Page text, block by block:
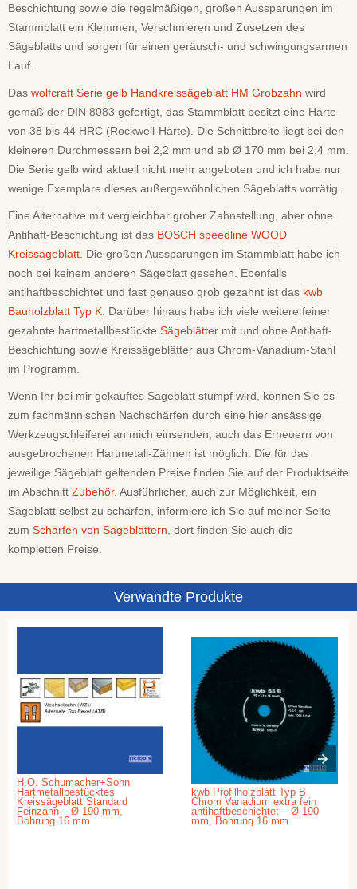
Beschichtung sowie die regelmäßigen, großen Aussparungen im
Stammblatt ein Klemmen, Verschmieren und Zusetzen des
Sägeblatts und sorgen für einen geräusch- und schwingungsarmen
Lauf.
Das wolfcraft Serie gelb Handkreissägeblatt HM Grobzahn wird
gemäß der DIN 8083 gefertigt, das Stammblatt besitzt eine Härte
von 38 bis 44 HRC (Rockwell-Härte). Die Schnittbreite liegt bei den
kleineren Durchmessern bei 2,2 mm und ab Ø 170 mm bei 2,4 mm.
Die Serie gelb wird aktuell nicht mehr angeboten und ich habe nur
wenige Exemplare dieses außergewöhnlichen Sägeblatts vorrätig.
Eine Alternative mit vergleichbar grober Zahnstellung, aber ohne
Antihaft-Beschichtung ist das BOSCH speedline WOOD
Kreissägeblatt . Die großen Aussparungen im Stammblatt habe ich
noch bei keinem anderen Sägeblatt gesehen. Ebenfalls
antihaftbeschichtet und fast genauso grob gezahnt ist das kwb
Bauholzblatt Typ K Darüber hinaus habe ich viele weitere feiner
gezahnte hartmetallbestückte Sägeblätter mit und ohne Antihaft-
Beschichtung sowie Kreissägeblätter aus Chrom-Vanadium-Stahl
im Programm.
Wenn Ihr bei mir gekauftes Sägeblatt stumpf wird, können Sie es
zum fachmännischen Nachschärfen durch eine hier ansässige
Werkzeugschleiferei an mich einsenden, auch das Erneuern von
ausgebrochenen Hartmetall-Zähnen ist möglich. Die für das
jeweilige Sägeblatt geltenden Preise finden Sie auf der Produktseite
im Abschnitt Zubehör. Ausführlicher, auch zur Möglichkeit, ein
Sägeblatt selbst zu schärfen, informiere ich Sie auf meiner Seite
zum Schärfen von Sägeblättern , dort finden Sie auch die
kompletten Preise.
Verwandte Produkte
H.O. Schumacher+Sohn
Hartmetallbestücktes
Kreissägeblatt Standard
Feinzahn – Ø 190 mm,
Bohrung 16 mm
kwb Profilholzblatt Typ B
Chrom Vanadium extra fein
antihaftbeschichtet – Ø 190
mm, Bohrung 16 mm